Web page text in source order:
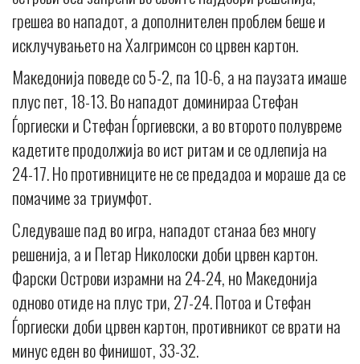
грешеа во нападот, а дополнителен проблем беше и
исклучувањето на Халгримсон со црвен картон.
Македонија поведе со 5-2, па 10-6, а на паузата имаше
плус пет, 18-13. Во нападот доминираа Стефан
Ѓоргиески и Стефан Ѓоргиевски, а во второто полувреме
кадетите продолжија во ист ритам и се одлепија на
24-17. Но противниците не се предадоа и мораше да се
помачиме за триумфот.
Следуваше пад во игра, нападот станаа без многу
решенија, а и Петар Николоски доби црвен картон.
Фарски Острови израмни на 24-24, но Македонија
одново отиде на плус три, 27-24. Потоа и Стефан
Ѓоргиески доби црвен картон, противникот се врати на
минус еден во финишот, 33-32.